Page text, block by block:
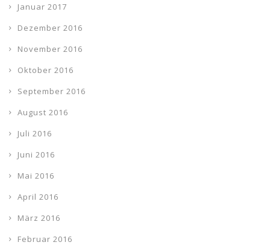
Januar 2017
Dezember 2016
November 2016
Oktober 2016
September 2016
August 2016
Juli 2016
Juni 2016
Mai 2016
April 2016
März 2016
Februar 2016